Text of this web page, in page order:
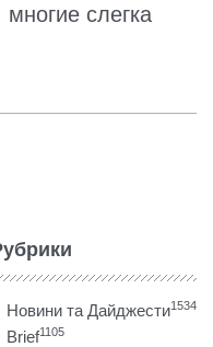
слегка
Новини та Дайджести1534
Brief1105